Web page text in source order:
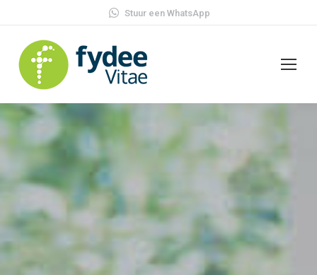
Stuur een WhatsApp